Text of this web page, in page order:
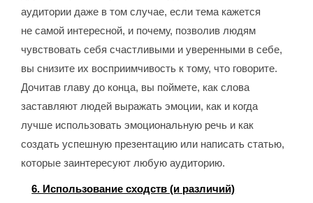
аудитории даже в том случае, если тема кажется
не самой интересной, и почему, позволив людям
чувствовать себя счастливыми и уверенными в себе,
вы снизите их восприимчивость к тому, что говорите.
Дочитав главу до конца, вы поймете, как слова
заставляют людей выражать эмоции, как и когда
лучше использовать эмоциональную речь и как
создать успешную презентацию или написать статью,
которые заинтересуют любую аудиторию.
6. Использование сходств (и различий)